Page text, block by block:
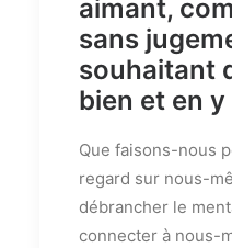
aimant,
sans
souhaitant
bien et en
Que faisons-nous
regard sur nous-
débrancher le
connecter à nous-